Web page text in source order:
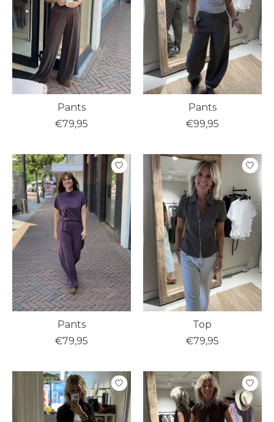
Pants
€79,95
Pants
€99,95
Pants
€79,95
Top
€79,95